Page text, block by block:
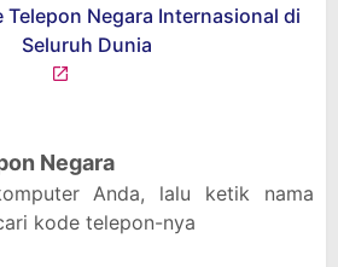
Negara
Anda, lalu ketik nama
kode telepon-nya